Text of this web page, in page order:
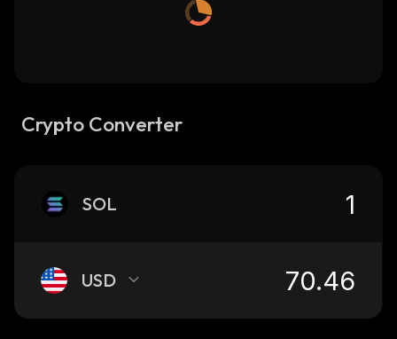
Crypto Converter
SOL
USD